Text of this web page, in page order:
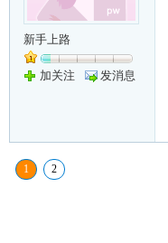
新手上路
加关注 发消息
1 2